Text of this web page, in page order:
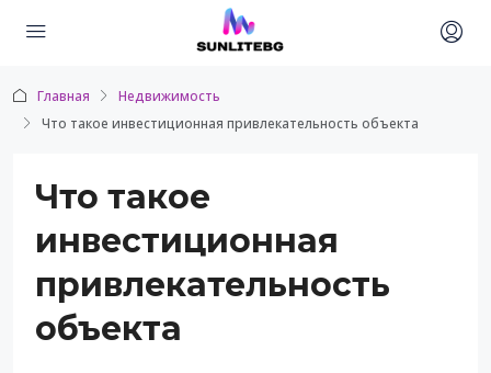
Главная
Недвижимость
Что такое инвестиционная привлекательность объекта
Что такое
инвестиционная
привлекательность
объекта